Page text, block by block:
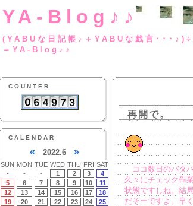
YA-Blog♪♪
(YABUな日記帳♪＋
＝YA-Blog♪♪
COUNTER
CALENDAR
« 2022.6 »
SUN MON TUE WED THU FRI SAT
-
- - 1 2 3
4
5
6 7 8 9 10
11
12
13 14 15 16 17
18
19
20 21 22 23 24
25
再開で。
ココ数日のバタ
久々にチェック作
状態ですしね。結
だそーですよ。早